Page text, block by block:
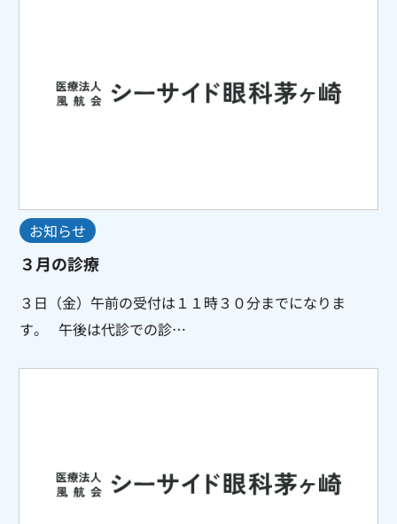
お知らせ
３月の診療
３日（金）午前の受付は１１時３０分までになりま
す。 午後は代診での診…